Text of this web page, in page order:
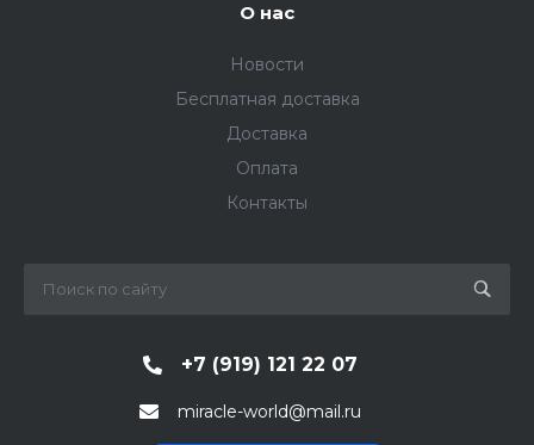
О нас
Новости
Бесплатная доставка
Доставка
Оплата
Контакты
+7 (919) 121 22 07
miracle-world@mail.ru